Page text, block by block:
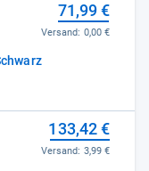
71,99 €
Versand: 0,00 €
133,42 €
Versand: 3,99 €